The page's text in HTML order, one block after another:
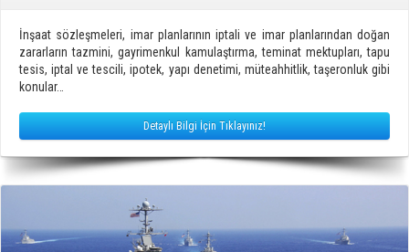
İnşaat sözleşmeleri, imar planlarının iptali ve imar planlarından doğan
zararların tazmini, gayrimenkul kamulaştırma, teminat mektupları, tapu
tesis, iptal ve tescili, ipotek, yapı denetimi, müteahhitlik, taşeronluk gibi
konular…
Detaylı Bilgi İçin Tıklayınız!